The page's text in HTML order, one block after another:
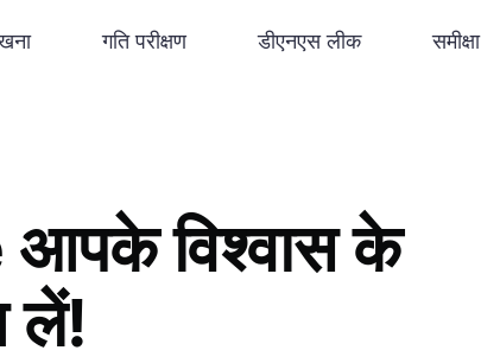
गति परीक्षण डीएनएस लीक समीक्षा
विश्वास के
लें!